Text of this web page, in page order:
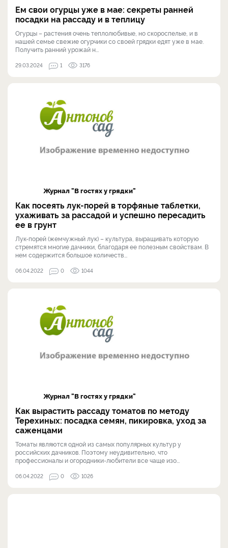
Ем свои огурцы уже в мае: секреты ранней
посадки на рассаду и в теплицу
Огурцы – растения очень теплолюбивые, но скороспелые, и в
нашей семье свежие огурчики со своей грядки едят уже в мае.
Получить ранний урожай н...
29.03.2024 1 3176
Журнал "В гостях у грядки"
Как посеять лук-порей в торфяные таблетки,
ухаживать за рассадой и успешно пересадить
ее в грунт
Лук-порей (жемчужный лук) – культура, выращивать которую
стремятся многие дачники, благодаря ее полезным свойствам. В
нем содержится большое количеств...
06.04.2022 0 1044
Журнал "В гостях у грядки"
Как вырастить рассаду томатов по методу
Терехиных: посадка семян, пикировка, уход за
саженцами
Томаты являются одной из самых популярных культур у
российских дачников. Поэтому неудивительно, что
профессионалы и огородники-любители все чаще изо...
06.04.2022 0 1026